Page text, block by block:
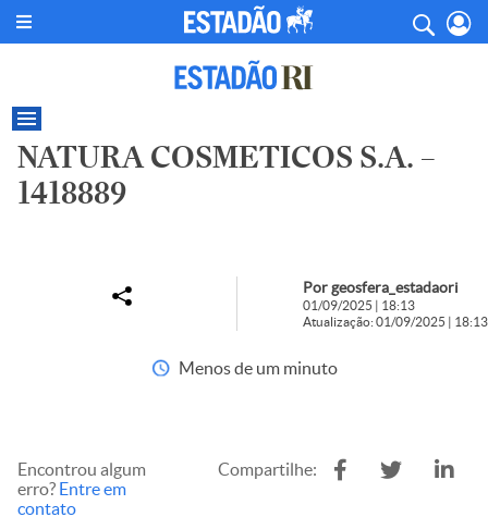
NATURA COSMETICOS S.A. –
1418889
Por geosfera_estadaori
01/09/2025 | 18:13
Atualização: 01/09/2025 | 18:13
Menos de um minuto
Encontrou algum
erro? Entre em
contato
Compartilhe: